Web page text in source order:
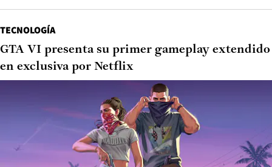
TECNOLOGÍA
GTA VI presenta su primer gameplay extendido
en exclusiva por Netflix